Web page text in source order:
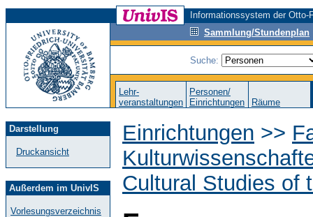
Informationssystem der
Sammlung/Stundenplan
Suche:
Lehr-
veranstaltungen
Personen/
Einrichtungen
Räume
Darstellung
Druckansicht
Außerdem im UnivIS
Vorlesungsverzeichnis
Einrichtungen >>
Cultural Studies of